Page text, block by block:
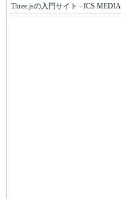
Three.jsの入門サイト - ICS MEDIA